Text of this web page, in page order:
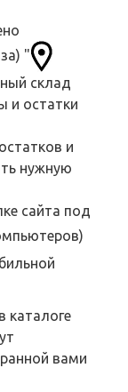
"
склад
и остатки
и
нужную
сайта под
каталоге
вами